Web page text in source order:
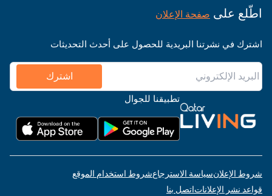
اطّلع على صفحة الإعلان
اشترك في نشرتنا البريدية للحصول على أحدث التحديثات
اشترك
تطبيقنا للجوال
شروط الإعلانسياسة الاسترجاعشروط استخدام الموقع
قواعد نشر الإعلاناتاتصل بنا